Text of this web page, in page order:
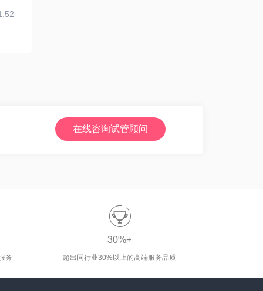
在线咨询试管顾问
务

30%+
超出同行业30%以上的高端服务品质